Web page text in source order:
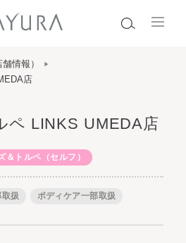
情報）
店
ペ LINKS UMEDA店
＆トルペ（セルフ）
扱 ボディケア一部取扱